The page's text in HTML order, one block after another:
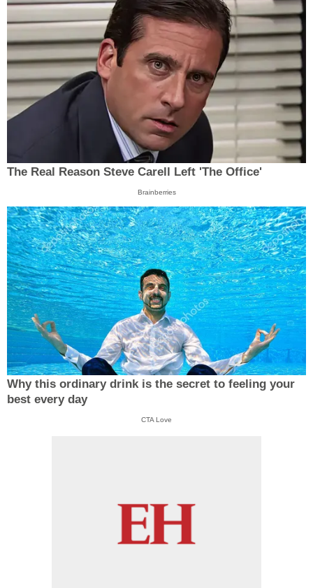
The Real Reason Steve Carell Left 'The Office'
Brainberries
Why this ordinary drink is the secret to feeling your
best every day
CTA Love